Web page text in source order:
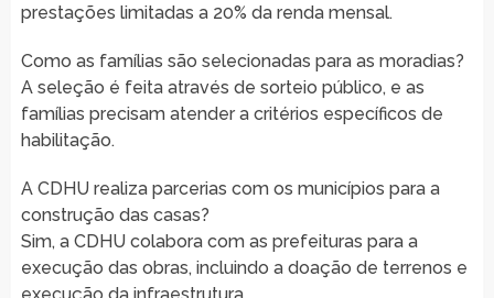
prestações limitadas a 20% da renda mensal.
Como as famílias são selecionadas para as moradias?
A seleção é feita através de sorteio público, e as
famílias precisam atender a critérios específicos de
habilitação.
A CDHU realiza parcerias com os municípios para a
construção das casas?
Sim, a CDHU colabora com as prefeituras para a
execução das obras, incluindo a doação de terrenos e
execução da infraestrutura.